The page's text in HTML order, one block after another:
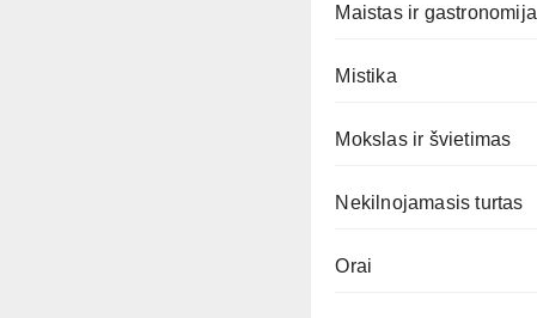
Maistas ir gastronomija
Mistika
Mokslas ir švietimas
Nekilnojamasis turtas
Orai